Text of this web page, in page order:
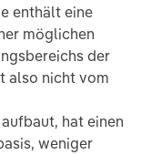
enthält eine
möglichen
der
also nicht vom
hat einen
weniger